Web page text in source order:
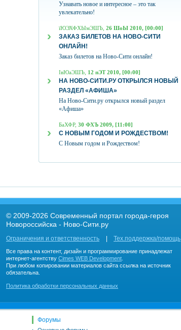
Узнавать новое и интересное – это так
увлекательно!
їЮЭХФХЫмЭШЪ, 26 ШоЫ 2010, [00:00]
ЗАКАЗ БИЛЕТОВ НА НОВО-СИТИ
ОНЛАЙН!
Заказ билетов на Ново-Сити онлайн!
ІвЮаЭШЪ, 12 пЭТ 2010, [00:00]
НА НОВО-СИТИ.РУ ОТКРЫЛСЯ НОВЫЙ
РАЗДЕЛ «АФИША»
На Ново-Сити.ру открылся новый раздел
«Афиша»
БаХФР, 30 ФХЪ 2009, [11:00]
С НОВЫМ ГОДОМ И РОЖДЕСТВОМ!
С Новым годом и Рождеством!
© 2009-2026 Современный портал города-героя
Новороссийска - Ново-Сити.ру
Ограничения и ответственность Тех.поддержка/помощь
Все права на контент, дизайн и программирование принадлежат
интернет-агентству Cimes WEB Development
При любом копировании материалов сайта ссылка на источник
обязательна.
Политика обработки персональных данных
Форумы